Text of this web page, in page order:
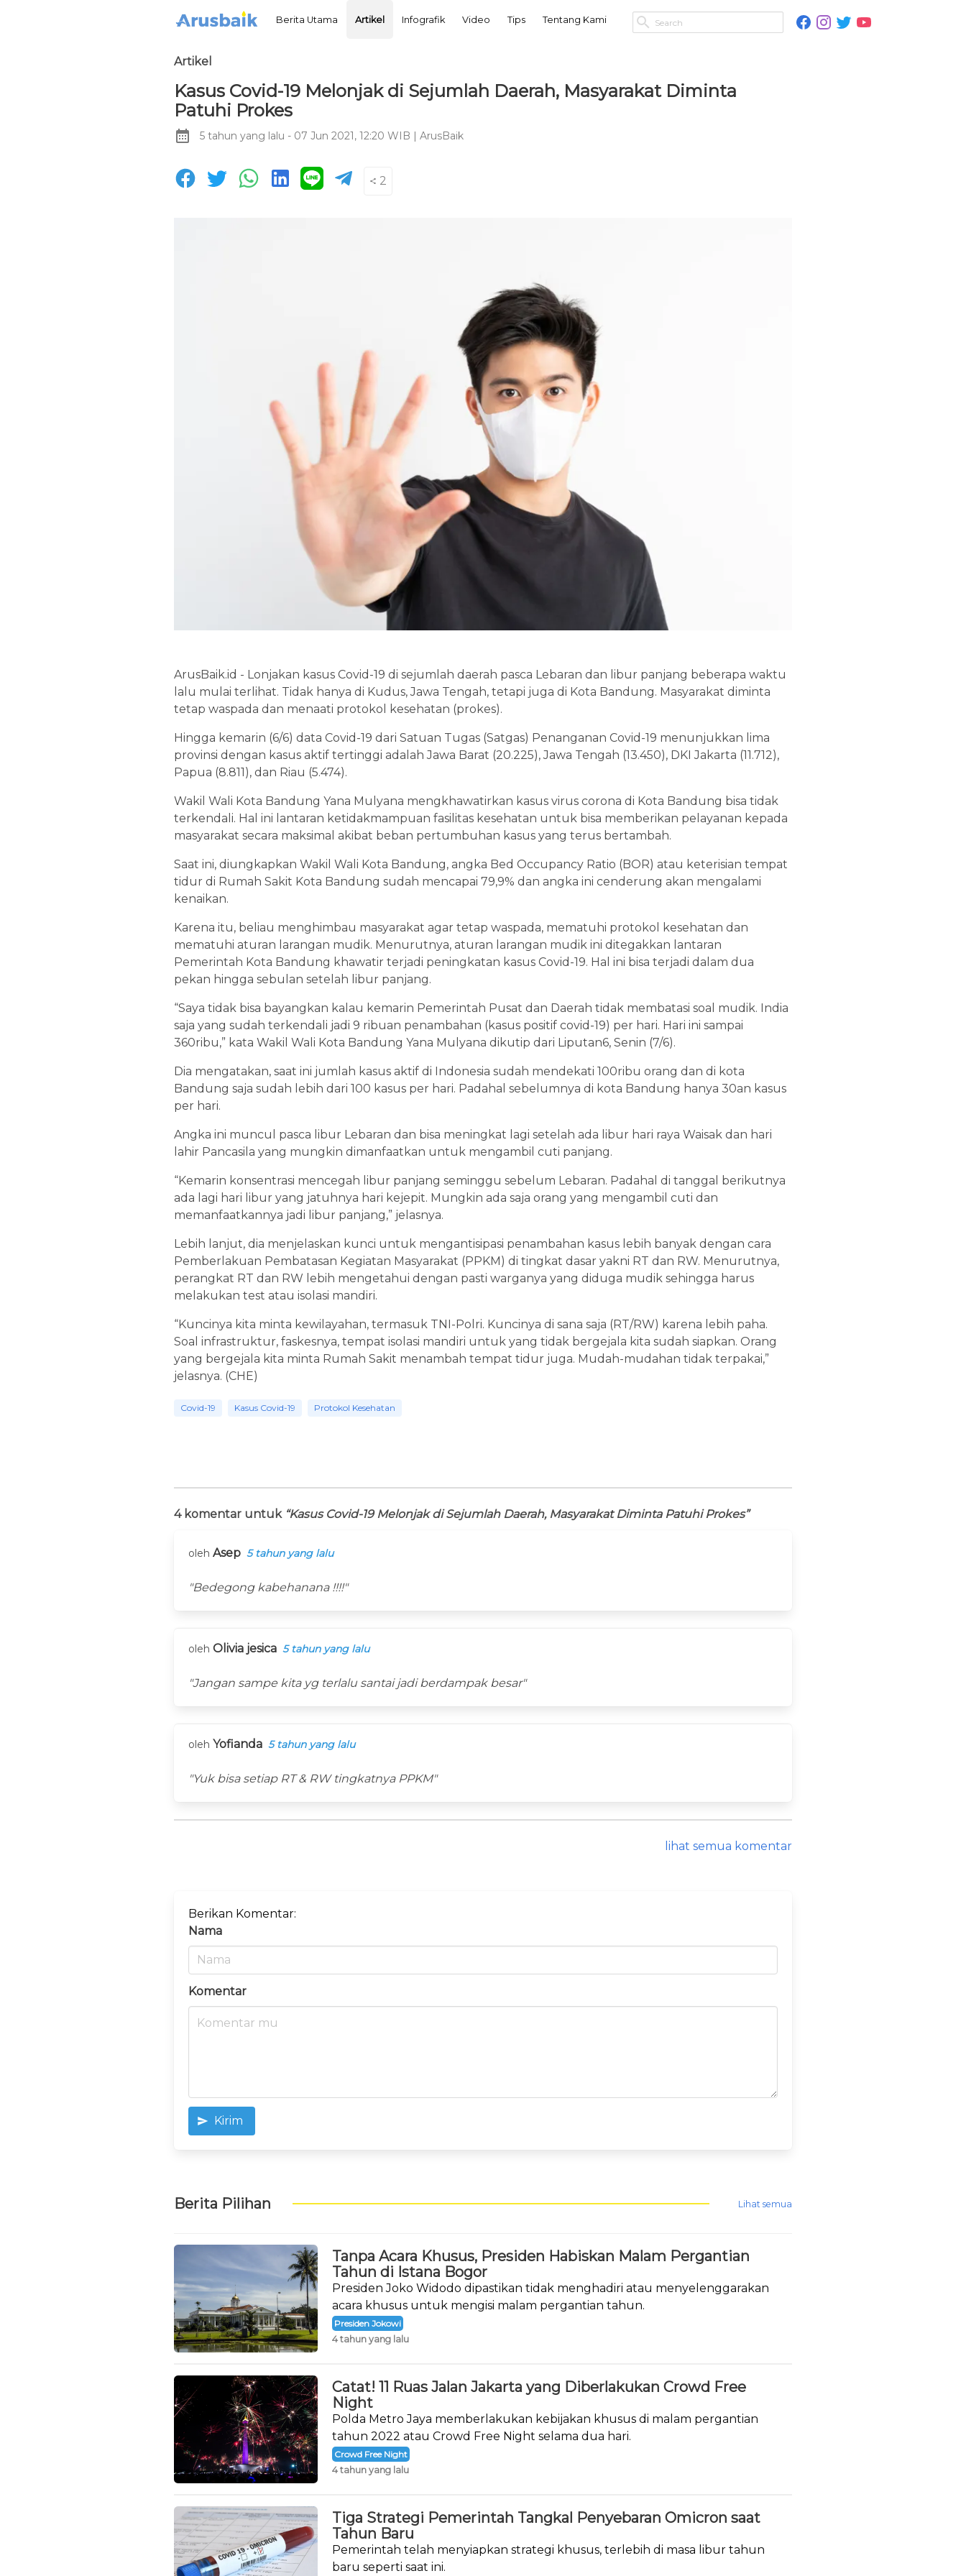
Berita Utama Artikel Infografik Video Tips Tentang Kami
Artikel
Kasus Covid-19 Melonjak di Sejumlah Daerah, Masyarakat Diminta
Patuhi Prokes
5 tahun yang lalu - 07 Jun 2021, 12:20 WIB ArusBaik
2
ArusBaik.id - Lonjakan kasus Covid-19 di sejumlah daerah pasca Lebaran dan libur panjang beberapa waktu
lalu mulai terlihat. Tidak hanya di Kudus, Jawa Tengah, tetapi juga di Kota Bandung. Masyarakat diminta
tetap waspada dan menaati protokol kesehatan (prokes).
Hingga kemarin (6/6) data Covid-19 dari Satuan Tugas (Satgas) Penanganan Covid-19 menunjukkan lima
provinsi dengan kasus aktif tertinggi adalah Jawa Barat (20.225), Jawa Tengah (13.450), DKI Jakarta (11.712),
Papua (8.811), dan Riau (5.474).
Wakil Wali Kota Bandung Yana Mulyana mengkhawatirkan kasus virus corona di Kota Bandung bisa tidak
terkendali. Hal ini lantaran ketidakmampuan fasilitas kesehatan untuk bisa memberikan pelayanan kepada
masyarakat secara maksimal akibat beban pertumbuhan kasus yang terus bertambah.
Saat ini, diungkapkan Wakil Wali Kota Bandung, angka Bed Occupancy Ratio (BOR) atau keterisian tempat
tidur di Rumah Sakit Kota Bandung sudah mencapai 79,9% dan angka ini cenderung akan mengalami
kenaikan.
Karena itu, beliau menghimbau masyarakat agar tetap waspada, mematuhi protokol kesehatan dan
mematuhi aturan larangan mudik. Menurutnya, aturan larangan mudik ini ditegakkan lantaran
Pemerintah Kota Bandung khawatir terjadi peningkatan kasus Covid-19. Hal ini bisa terjadi dalam dua
pekan hingga sebulan setelah libur panjang.
“Saya tidak bisa bayangkan kalau kemarin Pemerintah Pusat dan Daerah tidak membatasi soal mudik. India
saja yang sudah terkendali jadi 9 ribuan penambahan (kasus positif covid-19) per hari. Hari ini sampai
360ribu,” kata Wakil Wali Kota Bandung Yana Mulyana dikutip dari Liputan6, Senin (7/6).
Dia mengatakan, saat ini jumlah kasus aktif di Indonesia sudah mendekati 100ribu orang dan di kota
Bandung saja sudah lebih dari 100 kasus per hari. Padahal sebelumnya di kota Bandung hanya 30an kasus
per hari.
Angka ini muncul pasca libur Lebaran dan bisa meningkat lagi setelah ada libur hari raya Waisak dan hari
lahir Pancasila yang mungkin dimanfaatkan untuk mengambil cuti panjang.
“Kemarin konsentrasi mencegah libur panjang seminggu sebelum Lebaran. Padahal di tanggal berikutnya
ada lagi hari libur yang jatuhnya hari kejepit. Mungkin ada saja orang yang mengambil cuti dan
memanfaatkannya jadi libur panjang,” jelasnya.
Lebih lanjut, dia menjelaskan kunci untuk mengantisipasi penambahan kasus lebih banyak dengan cara
Pemberlakuan Pembatasan Kegiatan Masyarakat (PPKM) di tingkat dasar yakni RT dan RW. Menurutnya,
perangkat RT dan RW lebih mengetahui dengan pasti warganya yang diduga mudik sehingga harus
melakukan test atau isolasi mandiri.
“Kuncinya kita minta kewilayahan, termasuk TNI-Polri. Kuncinya di sana saja (RT/RW) karena lebih paha.
Soal infrastruktur, faskesnya, tempat isolasi mandiri untuk yang tidak bergejala kita sudah siapkan. Orang
yang bergejala kita minta Rumah Sakit menambah tempat tidur juga. Mudah-mudahan tidak terpakai,”
jelasnya. (CHE)
Covid-19 Kasus Covid-19 Protokol Kesehatan
4 komentar untuk “Kasus Covid-19 Melonjak di Sejumlah Daerah, Masyarakat Diminta Patuhi Prokes”
oleh Asep 5 tahun yang lalu
"Bedegong kabehanana !!!!"
oleh Olivia jesica 5 tahun yang lalu
"Jangan sampe kita yg terlalu santai jadi berdampak besar"
oleh Yofianda 5 tahun yang lalu
"Yuk bisa setiap RT & RW tingkatnya PPKM"
lihat semua komentar
Berikan Komentar:
Nama
Komentar
Kirim
Berita Pilihan Lihat semua
Tanpa Acara Khusus, Presiden Habiskan Malam Pergantian
Tahun di Istana Bogor
Presiden Joko Widodo dipastikan tidak menghadiri atau menyelenggarakan
acara khusus untuk mengisi malam pergantian tahun.
Presiden Jokowi
4 tahun yang lalu
Catat! 11 Ruas Jalan Jakarta yang Diberlakukan Crowd Free
Night
Polda Metro Jaya memberlakukan kebijakan khusus di malam pergantian
tahun 2022 atau Crowd Free Night selama dua hari.
Crowd Free Night
4 tahun yang lalu
Tiga Strategi Pemerintah Tangkal Penyebaran Omicron saat
Tahun Baru
Pemerintah telah menyiapkan strategi khusus, terlebih di masa libur tahun
baru seperti saat ini.